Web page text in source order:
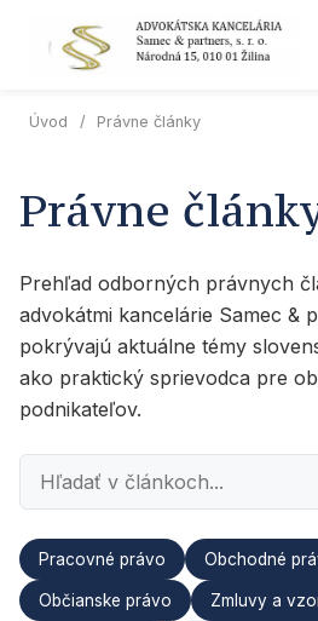
Úvod / Právne články
Právne
Prehľad odborných právnych
advokátmi kancelárie Samec &
pokrývajú aktuálne témy
ako praktický sprievodca pre
podnikateľov.
Pracovné právo Obchodné
Občianske právo Zmluvy a